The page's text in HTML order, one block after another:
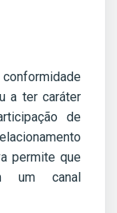
a ter caráter
de
permite que
um canal